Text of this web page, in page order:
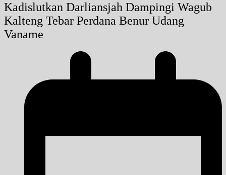
Kadislutkan Darliansjah Dampingi Wagub
Kalteng Tebar Perdana Benur Udang
Vaname